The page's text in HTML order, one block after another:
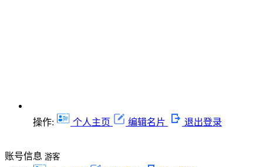
操作: 个人主页 编辑名片 退出登录
账号信息 游客